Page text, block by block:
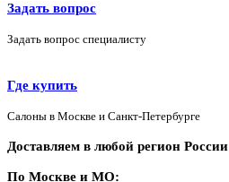
Задать вопрос
Задать вопрос специалисту
Где купить
Салоны в Москве и Санкт-Петербурге
Доставляем в любой регион России
По Москве и МО: